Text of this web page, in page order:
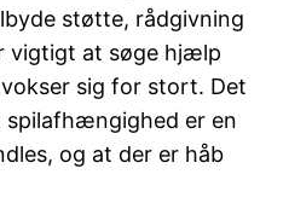
støtte, rådgivning
vigtigt at søge hjælp
sig for stort. Det
spilafhængighed er en
og at der er håb